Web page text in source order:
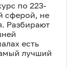
по 223-
сферой, не
Разбирают
есть
лучший